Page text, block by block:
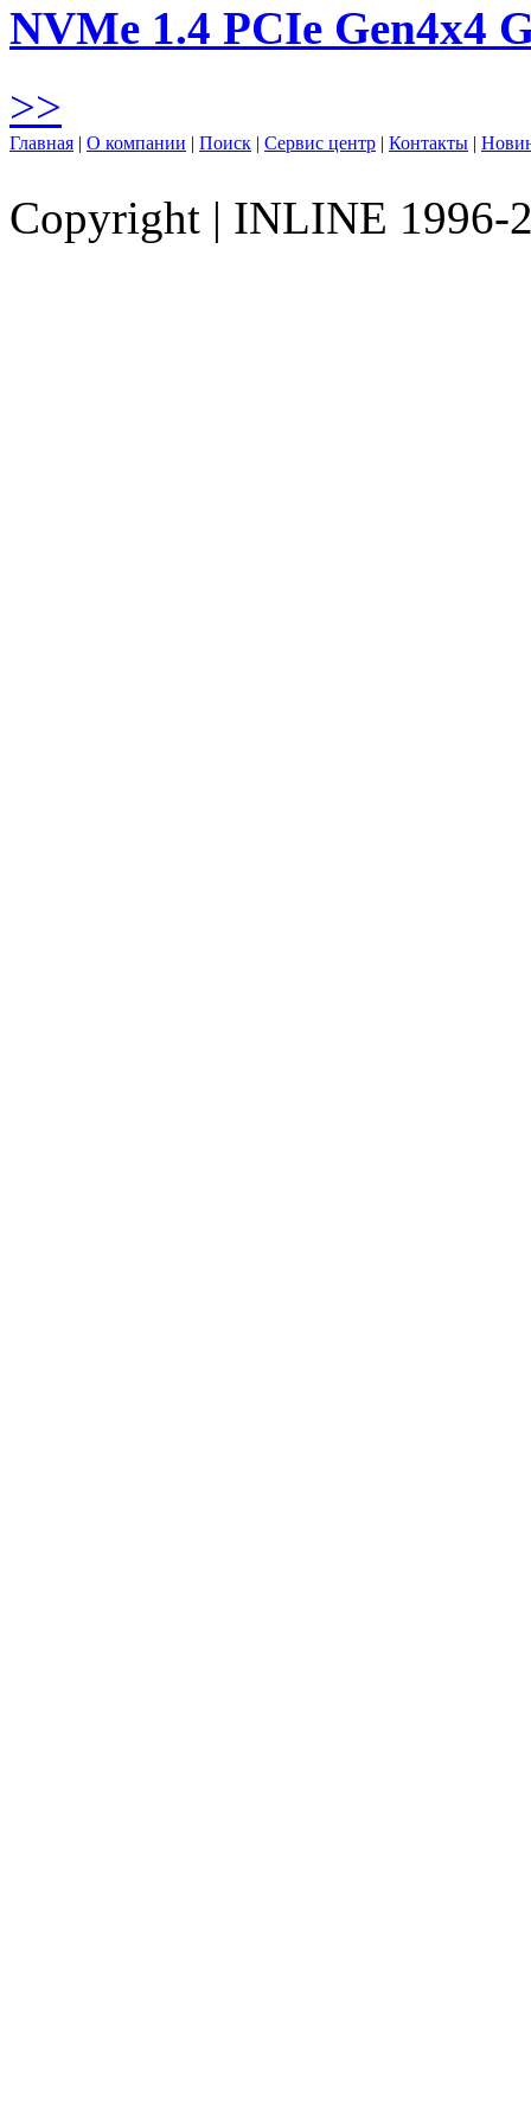
NVMe 1.4 PCIe Gen4х4
>>
Главная | О компании | Поиск | Сервис центр | Контакты |
Copyright | INLINE 1996-